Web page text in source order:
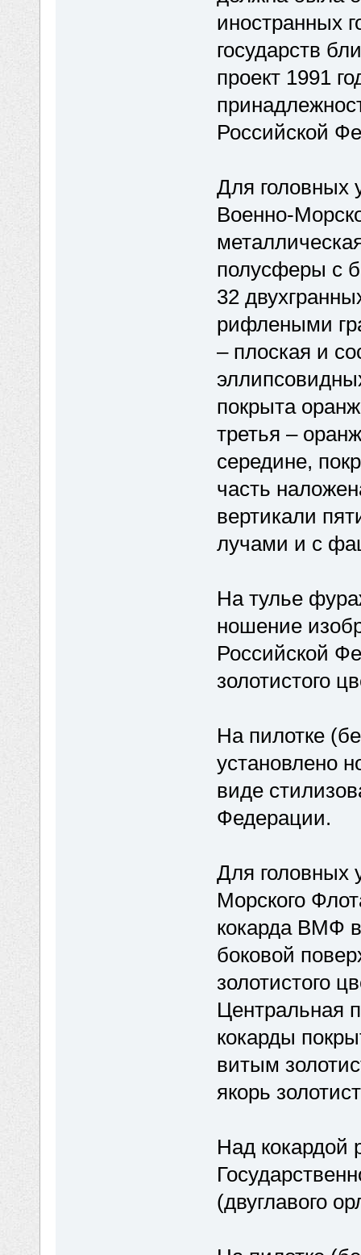
иностранных
государств
проект 1991
Российской
Для головных
Военно-
полусферы с
32
рифлеными
– плоская и
покрыта
третья –
середине,
часть
вертикали
лучами и с
На тулье
ношение
Российской
золотистого
На пилотке
установлено
виде
Федерации.
Для головных
Морского
кокарда ВМФ
боковой
золотистого
Центральная
кокарды
витым
якорь
Над кокардой
(двуглавого